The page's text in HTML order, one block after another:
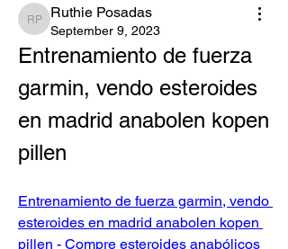
Ruthie Posadas
Ruthie Posadas
September 9, 2023
Entrenamiento de fuerza
garmin, vendo esteroides
en madrid anabolen kopen
pillen
Entrenamiento de fuerza garmin, vendo
esteroides en madrid anabolen kopen
pillen - Compre esteroides anabólicos